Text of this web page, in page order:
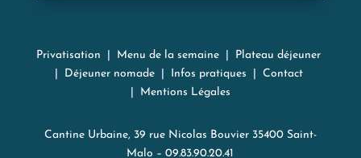
Privatisation Menu de la semaine
Plateau déjeuner
Déjeuner nomade| Infos pratiques
Contact
Mentions Légales
Cantine Urbaine, 39 rue Nicolas Bouvier 35400 Saint-
Malo – 09.83.90.20.41